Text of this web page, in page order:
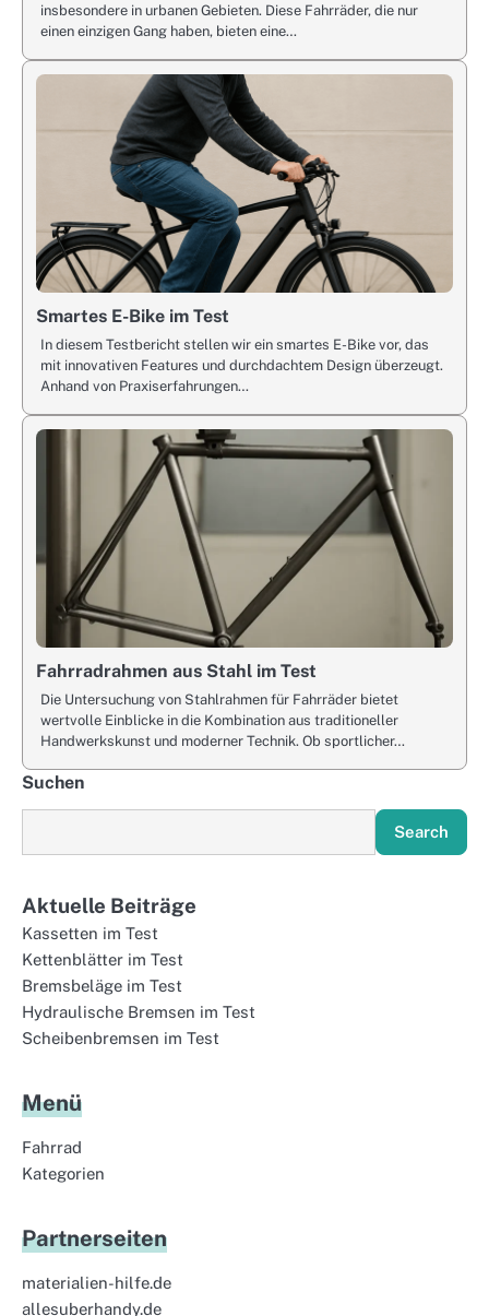
insbesondere in urbanen Gebieten. Diese Fahrräder, die nur
einen einzigen Gang haben, bieten eine…
Smartes E-Bike im Test
In diesem Testbericht stellen wir ein smartes E-Bike vor, das
mit innovativen Features und durchdachtem Design überzeugt.
Anhand von Praxiserfahrungen…
Fahrradrahmen aus Stahl im Test
Die Untersuchung von Stahlrahmen für Fahrräder bietet
wertvolle Einblicke in die Kombination aus traditioneller
Handwerkskunst und moderner Technik. Ob sportlicher…
Suchen
Search
Aktuelle Beiträge
Kassetten im Test
Kettenblätter im Test
Bremsbeläge im Test
Hydraulische Bremsen im Test
Scheibenbremsen im Test
Menü
Fahrrad
Kategorien
Partnerseiten
materialien-hilfe.de
allesuberhandy.de